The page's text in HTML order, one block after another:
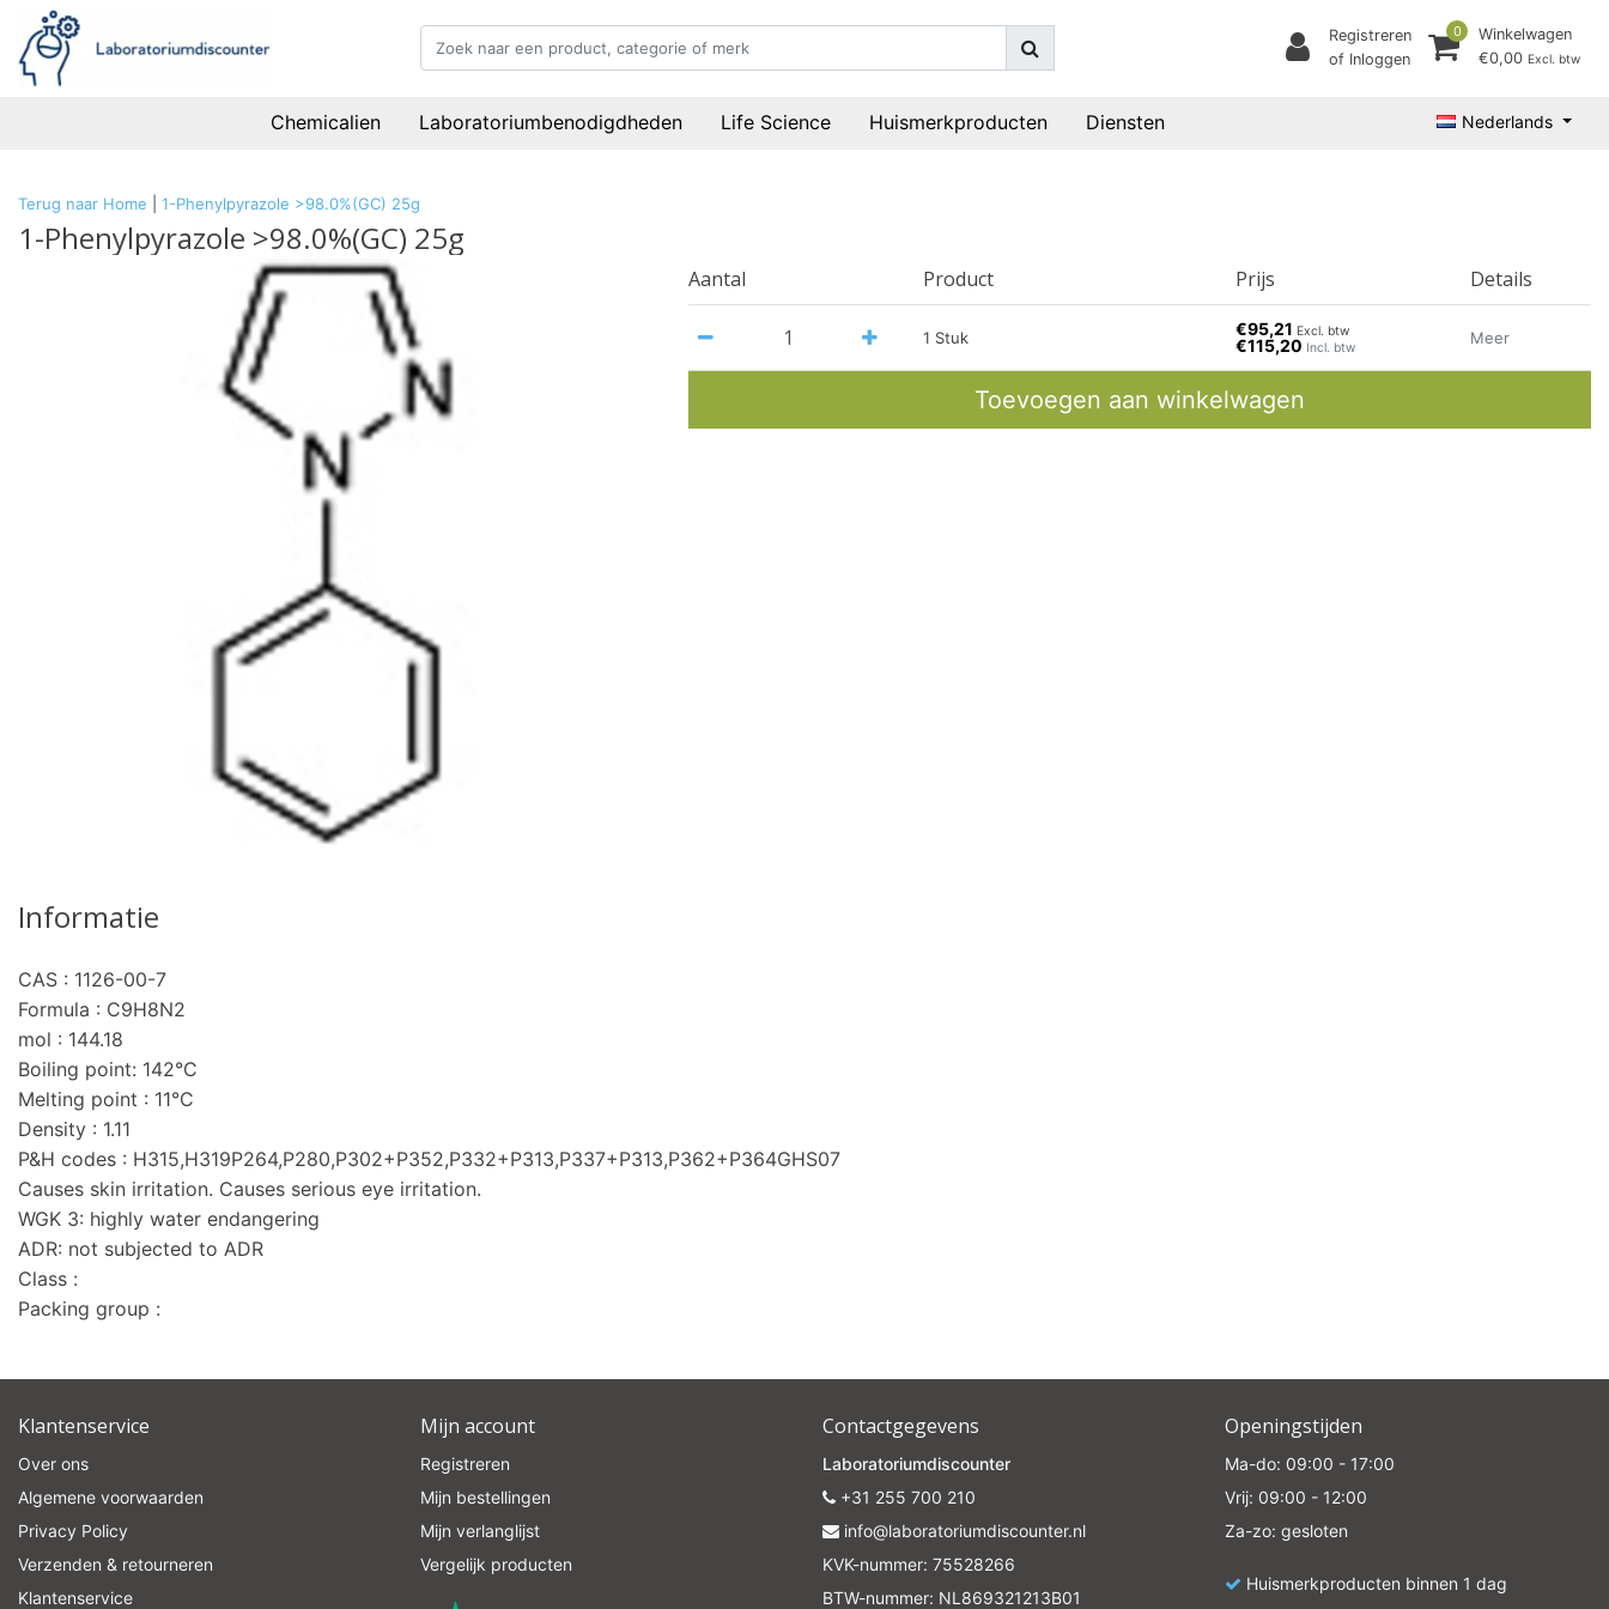
Registreren
of Inloggen
0
Winkelwagen
€0,00 Excl. btw
Chemicalien Laboratoriumbenodigdheden Life Science Huismerkproducten Diensten Nederlands
Terug naar Home 1-Phenylpyrazole >98.0%(GC) 25g
1-Phenylpyrazole >98.0%(GC) 25g
Aantal Product Prijs Details
1 Stuk €95,21 Excl. btw
€115,20 Incl. btw
Meer
Toevoegen aan winkelwagen
Informatie
CAS : 1126-00-7
Formula : C9H8N2
mol : 144.18
Boiling point: 142°C
Melting point : 11°C
Density : 1.11
P&H codes : H315,H319P264,P280,P302+P352,P332+P313,P337+P313,P362+P364GHS07
Causes skin irritation. Causes serious eye irritation.
WGK 3: highly water endangering
ADR: not subjected to ADR
Class :
Packing group :
Klantenservice
Over ons
Algemene voorwaarden
Privacy Policy
Verzenden & retourneren
Klantenservice
Mijn account
Registreren
Mijn bestellingen
Mijn verlanglijst
Vergelijk producten
Contactgegevens
Laboratoriumdiscounter
+31 255 700 210
info@laboratoriumdiscounter.nl
KVK-nummer: 75528266
BTW-nummer: NL869321213B01
Openingstijden
Ma-do: 09:00 - 17:00
Vrij: 09:00 - 12:00
Za-zo: gesloten
Huismerkproducten binnen 1 dag